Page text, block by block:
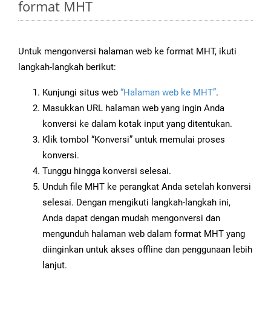
format MHT
Untuk mengonversi halaman web ke format MHT, ikuti
langkah-langkah berikut:
Kunjungi situs web “Halaman web ke MHT”.
Masukkan URL halaman web yang ingin Anda
konversi ke dalam kotak input yang ditentukan.
Klik tombol “Konversi” untuk memulai proses
konversi.
Tunggu hingga konversi selesai.
Unduh file MHT ke perangkat Anda setelah konversi
selesai. Dengan mengikuti langkah-langkah ini,
Anda dapat dengan mudah mengonversi dan
mengunduh halaman web dalam format MHT yang
diinginkan untuk akses offline dan penggunaan lebih
lanjut.